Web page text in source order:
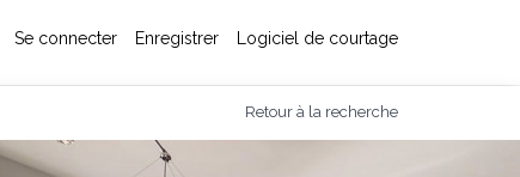
Se connecter Enregistrer Logiciel de courtage
Retour à la recherche